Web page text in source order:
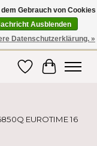
Büro, Papier,
bequem nach
Wunschzettel
Ihr
EUROTIME 16
Gebrauch von Cookies
Ausblenden
Datenschutzerklärung. »